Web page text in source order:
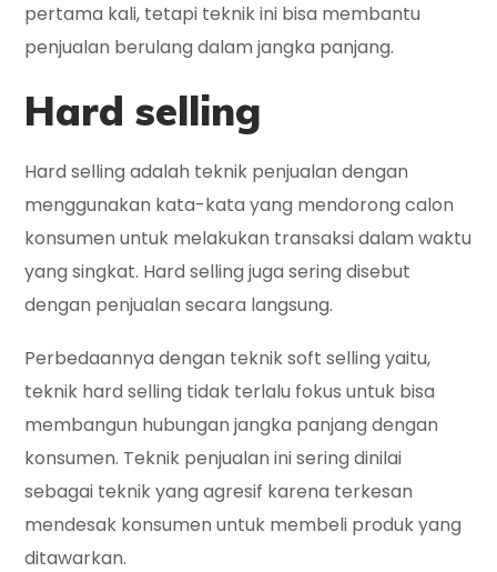
pertama kali, tetapi teknik ini bisa membantu
penjualan berulang dalam jangka panjang.
Hard selling
Hard selling adalah teknik penjualan dengan
menggunakan kata-kata yang mendorong calon
konsumen untuk melakukan transaksi dalam waktu
yang singkat. Hard selling juga sering disebut
dengan penjualan secara langsung.
Perbedaannya dengan teknik soft selling yaitu,
teknik hard selling tidak terlalu fokus untuk bisa
membangun hubungan jangka panjang dengan
konsumen. Teknik penjualan ini sering dinilai
sebagai teknik yang agresif karena terkesan
mendesak konsumen untuk membeli produk yang
ditawarkan.